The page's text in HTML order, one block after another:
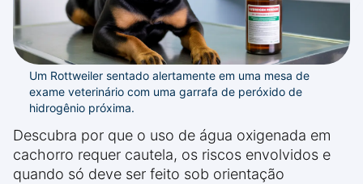
Um Rottweiler sentado alertamente em uma mesa de
exame veterinário com uma garrafa de peróxido de
hidrogênio próxima.
Descubra por que o uso de água oxigenada em
cachorro requer cautela, os riscos envolvidos e
quando só deve ser feito sob orientação